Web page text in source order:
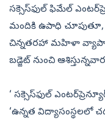
సక్సెస్‌ఫుల్‌ ఫిమేల్‌
మందికి ఉపాధి చూపుతూ,
చిన్నతరహా మహిళా
బడ్జెట్‌ నుంచి
‘ సక్సెస్‌ఫుల్‌
‘ఉన్నత విద్యాసంస్థలలో